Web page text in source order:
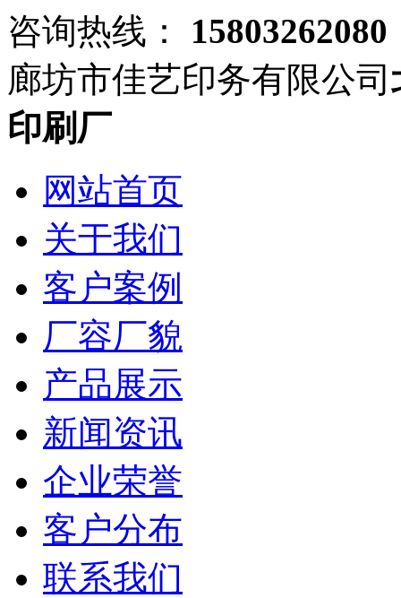
咨询热线：
15803262080
廊坊市佳艺印务有限公司
印刷厂
网站首页
关于我们
客户案例
厂容厂貌
产品展示
新闻资讯
企业荣誉
客户分布
联系我们